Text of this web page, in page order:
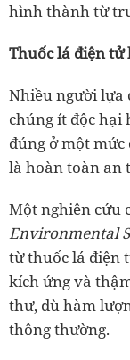
hình thành từ
Thuốc lá điện
Nhiều người lựa
chúng ít độc
đúng ở một
là hoàn toàn an
Một nghiên cứu
Environmental
từ thuốc lá điện
kích ứng và
thư, dù hàm
thông thường.